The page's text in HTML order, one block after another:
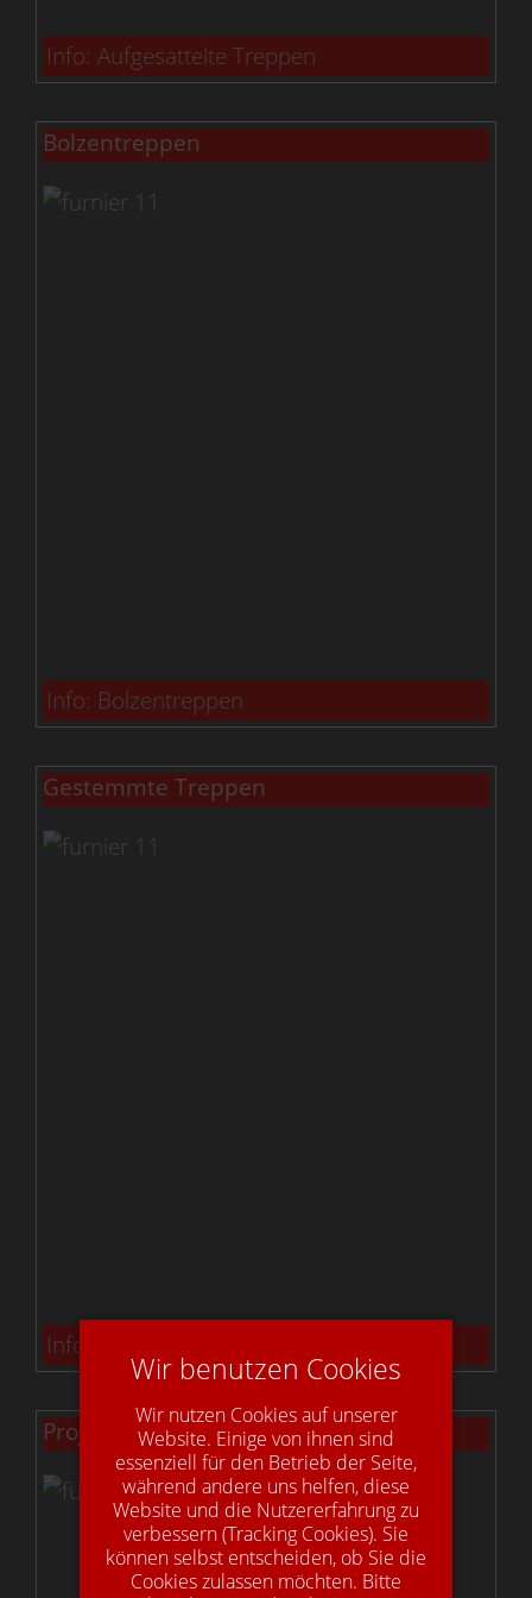
Info: Aufgesattelte Treppen
Bolzentreppen
Info: Bolzentreppen
Gestemmte Treppen
Info: Gestemmte Treppen
Projekte Faltwerktreppen
Wir benutzen Cookies
Wir nutzen Cookies auf unserer
Website. Einige von ihnen sind
essenziell für den Betrieb der Seite,
während andere uns helfen, diese
Website und die Nutzererfahrung zu
verbessern (Tracking Cookies). Sie
können selbst entscheiden, ob Sie die
Cookies zulassen möchten. Bitte